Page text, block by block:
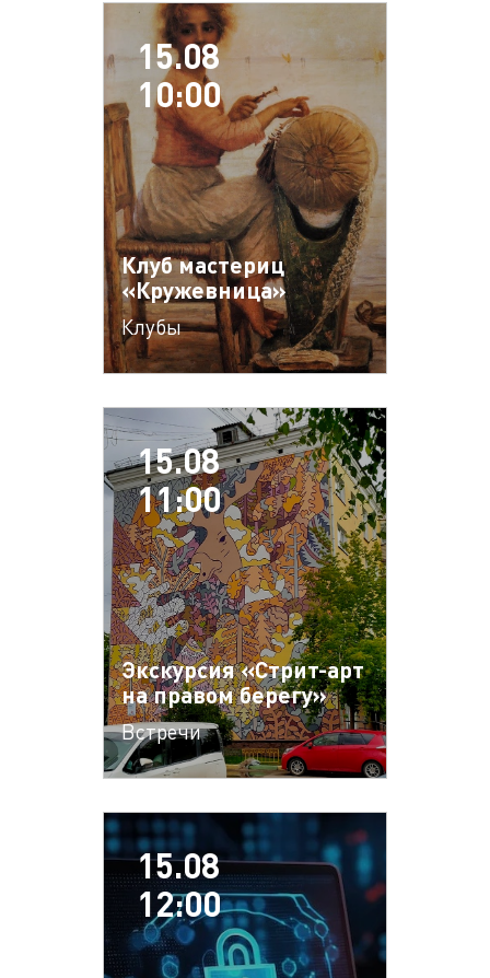
15.08
10:00
Клуб мастериц
«Кружевница»
Клубы
15.08
11:00
Экскурсия «Стрит-арт
на правом берегу»
Встречи
15.08
12:00